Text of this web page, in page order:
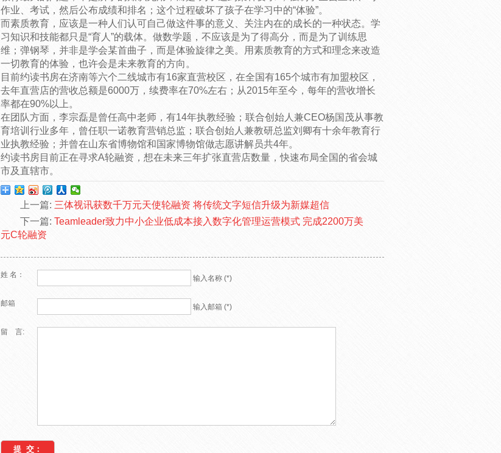
作业、考试，然后公布成绩和排名；这个过程破坏了孩子在学习中的“体验”。
而素质教育，应该是一种人们认可自己做这件事的意义、关注内在的成长的一种状态。学
习知识和技能都只是“育人”的载体。做数学题，不应该是为了得高分，而是为了训练思
维；弹钢琴，并非是学会某首曲子，而是体验旋律之美。用素质教育的方式和理念来改造
一切教育的体验，也许会是未来教育的方向。
目前约读书房在济南等六个二线城市有16家直营校区，在全国有165个城市有加盟校区，
去年直营店的营收总额是6000万，续费率在70%左右；从2015年至今，每年的营收增长
率都在90%以上。
在团队方面，李宗磊是曾任高中老师，有14年执教经验；联合创始人兼CEO杨国茂从事教
育培训行业多年，曾任职一诺教育营销总监；联合创始人兼教研总监刘卿有十余年教育行
业执教经验；并曾在山东省博物馆和国家博物馆做志愿讲解员共4年。
约读书房目前正在寻求A轮融资，想在未来三年扩张直营店数量，快速布局全国的省会城
市及直辖市。
上一篇: 三体视讯获数千万元天使轮融资 将传统文字短信升级为新媒超信
下一篇: Teamleader致力中小企业低成本接入数字化管理运营模式 完成2200万美
元C轮融资
姓 名： 输入名称 (*)
邮箱 输入邮箱 (*)
留 言: